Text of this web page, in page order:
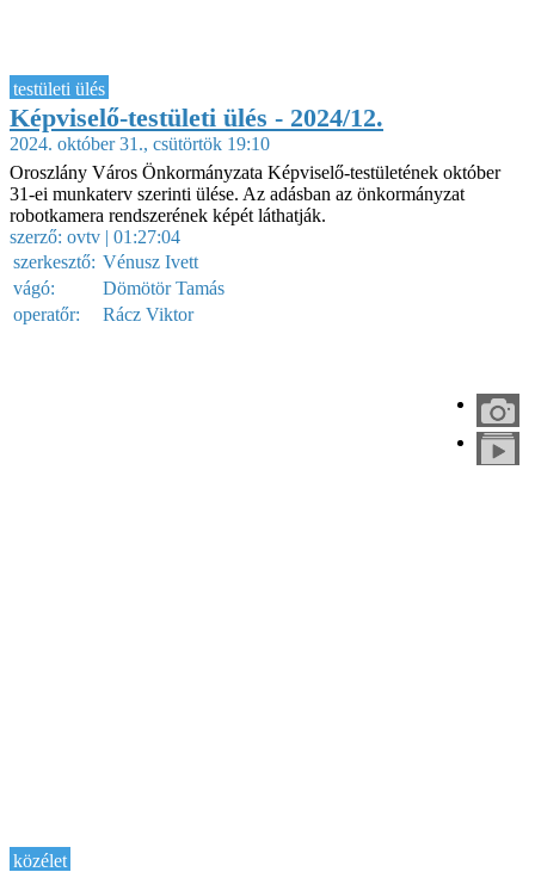
testületi ülés
Képviselő-testületi ülés - 2024/12.
2024. október 31., csütörtök 19:10
Oroszlány Város Önkormányzata Képviselő-testületének október
31-ei munkaterv szerinti ülése. Az adásban az önkormányzat
robotkamera rendszerének képét láthatják.
szerző: ovtv | 01:27:04
szerkesztő: Vénusz Ivett
vágó:
Dömötör Tamás
operatőr:
Rácz Viktor
közélet